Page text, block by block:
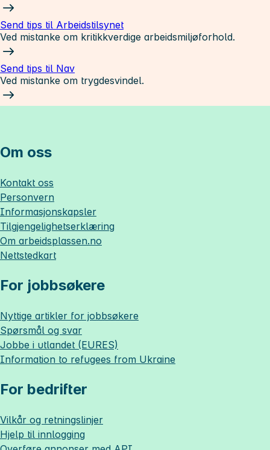
Send tips til Arbeidstilsynet
Ved mistanke om kritikkverdige arbeidsmiljøforhold.
Send tips til Nav
Ved mistanke om trygdesvindel.
Om oss
Kontakt oss
Personvern
Informasjonskapsler
Tilgjengelighetserklæring
Om arbeidsplassen.no
Nettstedkart
For jobbsøkere
Nyttige artikler for jobbsøkere
Spørsmål og svar
Jobbe i utlandet (EURES)
Information to refugees from Ukraine
For bedrifter
Vilkår og retningslinjer
Hjelp til innlogging